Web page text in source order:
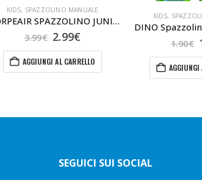
KIDS, SPAZZOLINO MANUALE
BIORPEAIR SPAZZOLINO JUNIOR
3.99€ Il
originale
era:
2.99€Il
attuale
è:
AGGIUNGI AL CARRELLO
KIDS,
DINO
1.90€
AGGIUNGI
SEGUICI SUI SOCIAL